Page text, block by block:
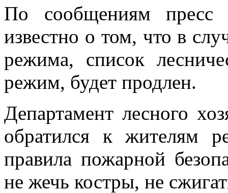
По сообщениям пресс
известно о том, что в
режима, список
режим, будет продлен.
Департамент лесного
обратился к жителям
правила пожарной
не жечь костры, не